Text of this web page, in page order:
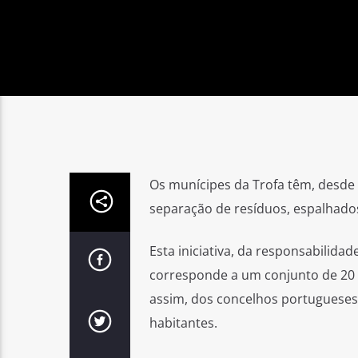
Os munícipes da Trofa têm,
separação de resíduos,
Esta iniciativa, da
corresponde a um conjunto de
assim, dos concelhos
habitantes.